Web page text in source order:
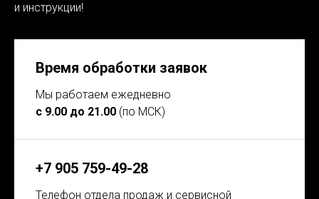
и инструкции!
Время обработки заявок
Мы работаем ежедневно
с 9.00 до 21.00 (по МСК)
+7 905 759-49-28
Телефон отдела продаж и сервисной